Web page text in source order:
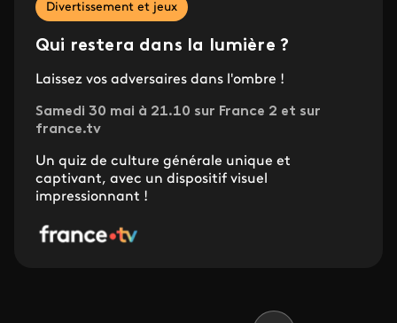
Divertissement et jeux
Qui restera dans la lumière ?
Laissez vos adversaires dans l'ombre !
Samedi 30 mai à 21.10 sur France 2 et sur
france.tv
Un quiz de culture générale unique et
captivant, avec un dispositif visuel
impressionnant !